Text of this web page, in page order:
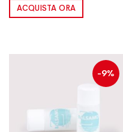
ACQUISTA ORA
-9%